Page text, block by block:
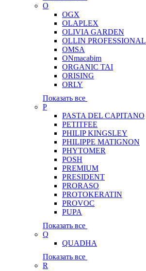
O
OGX
OLAPLEX
OLIVIA GARDEN
OLLIN PROFESSIONAL
OMSA
ONmacabim
ORGANIC TAI
ORISING
ORLY
Показать все
P
PASTA DEL CAPITANO
PETITFEE
PHILIP KINGSLEY
PHILIPPE MATIGNON
PHYTOMER
POSH
PREMIUM
PRESIDENT
PRORASO
PROTOKERATIN
PROVOC
PUPA
Показать все
Q
QUADHA
Показать все
R